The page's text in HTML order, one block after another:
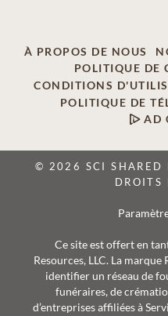
À PROPOS DE NOUS
POLITIQUE DE
CONDITIONS
POLITIQUE DE
AD
© 2026 SCI SHARED
DROITS
Ce site est offert en
Resources, LLC. La
identifier un réseau de
funéraires, de
d’entreprises affiliées à